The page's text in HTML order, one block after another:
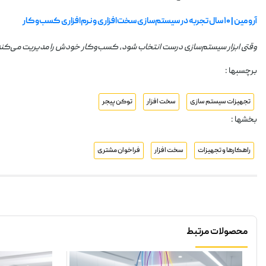
آرومین | ۱۰ سال تجربه در سیستم‌سازی سخت‌افزاری و نرم‌افزاری کسب‌وکار
وقتی ابزار سیستم‌سازی درست انتخاب شود، کسب‌وکار خودش را مدیریت
برچسبها :
تجهیزات سیستم سازی سخت افزار توکن پیجر
بخشها :
راهکارها و تجهیزات سخت افزار فراخوان مشتری
محصولات مرتبط